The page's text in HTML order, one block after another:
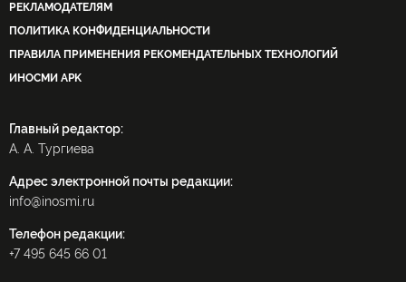
РЕКЛАМОДАТЕЛЯМ
ПОЛИТИКА КОНФИДЕНЦИАЛЬНОСТИ
ПРАВИЛА ПРИМЕНЕНИЯ РЕКОМЕНДАТЕЛЬНЫХ ТЕХНОЛОГИЙ
ИНОСМИ APK
Главный редактор:
А. А. Тургиева
Адрес электронной почты редакции:
info@inosmi.ru
Телефон редакции:
+7 495 645 66 01